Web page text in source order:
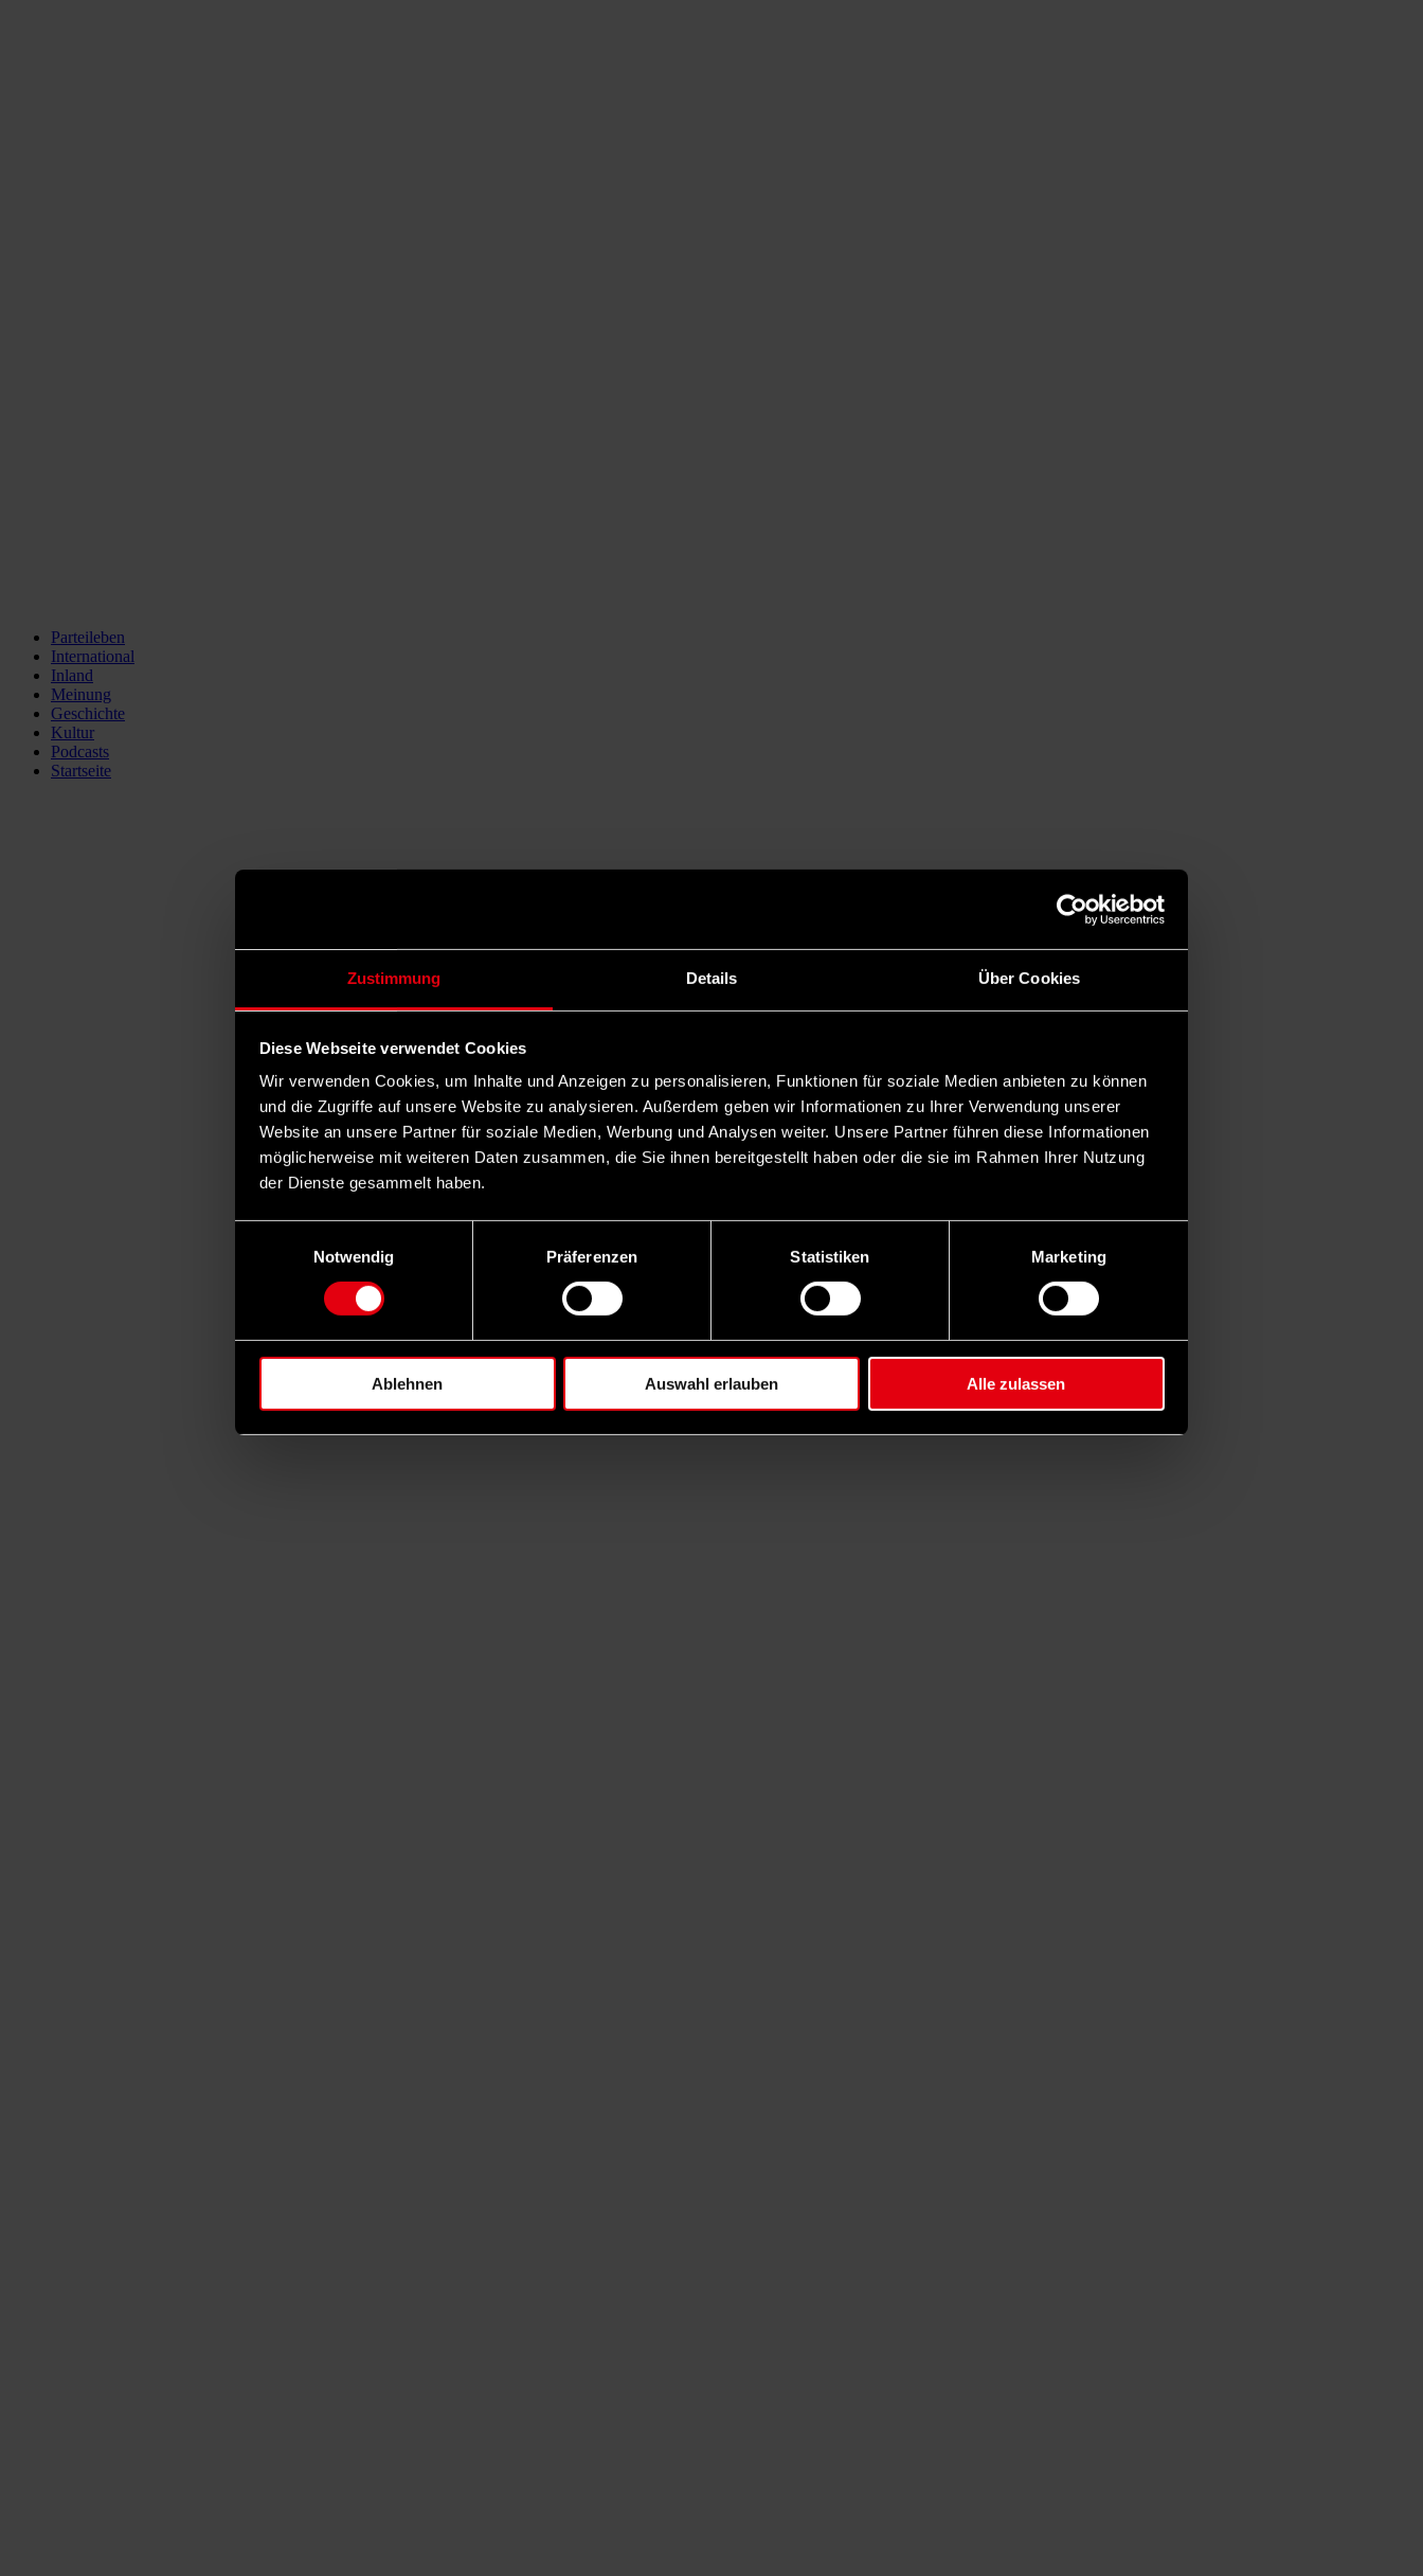
Zustimmung Details Über Cookies
Diese Webseite verwendet Cookies
Wir verwenden Cookies, um Inhalte und Anzeigen zu personalisieren, Funktionen für soziale Medien anbieten zu können
und die Zugriffe auf unsere Website zu analysieren. Außerdem geben wir Informationen zu Ihrer Verwendung unserer
Website an unsere Partner für soziale Medien, Werbung und Analysen weiter. Unsere Partner führen diese Informationen
möglicherweise mit weiteren Daten zusammen, die Sie ihnen bereitgestellt haben oder die sie im Rahmen Ihrer Nutzung
der Dienste gesammelt haben.
Notwendig
Präferenzen Statistiken Marketing
Ablehnen Auswahl erlauben Alle zulassen
Parteileben
International
Inland
Meinung
Geschichte
Kultur
Podcasts
Startseite